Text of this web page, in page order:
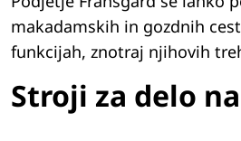
makadamskih in gozdnih
funkcijah, znotraj njihovih
Stroji za delo